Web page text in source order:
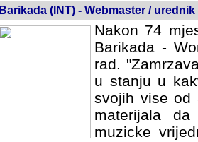
Barikada (INT) - Webmaster / urednik
Nakon 74
Barikada -
rad.
u stanju u
svojih vise od
materijala
muzicke